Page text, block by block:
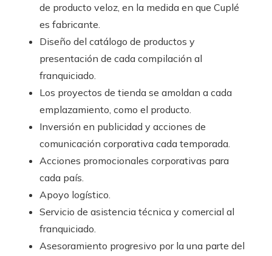
de producto veloz, en la medida en que Cuplé
es fabricante.
Diseño del catálogo de productos y
presentación de cada compilación al
franquiciado.
Los proyectos de tienda se amoldan a cada
emplazamiento, como el producto.
Inversión en publicidad y acciones de
comunicación corporativa cada temporada.
Acciones promocionales corporativas para
cada país.
Apoyo logístico.
Servicio de asistencia técnica y comercial al
franquiciado.
Asesoramiento progresivo por la una parte del